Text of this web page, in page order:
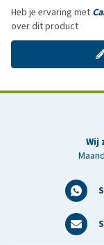
Heb je ervaring met
over dit product
Wij